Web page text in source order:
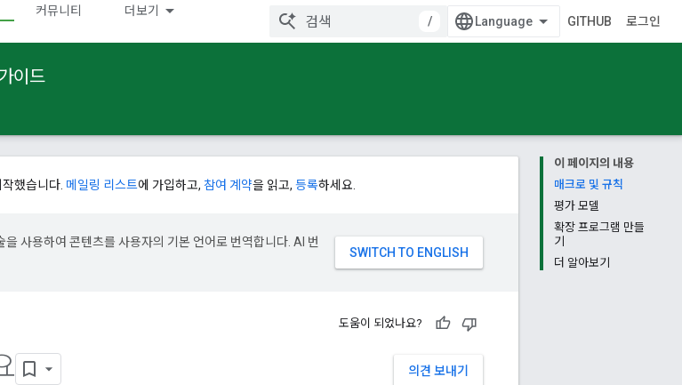
커뮤니티 더보기
/ GITHUB 로그인
이드
이 페이지의 내용
매크로 및 규칙
평가 모델
확장 프로그램 만들
기
더 알아보기
했습니다. 메일링 리스트에 가입하고, 참여 계약을 읽고, 등록하세요.
사용하여 콘텐츠를 사용자의 기본 언어로 번역합니다. AI 번
도움이 되었나요?
의견 보내기